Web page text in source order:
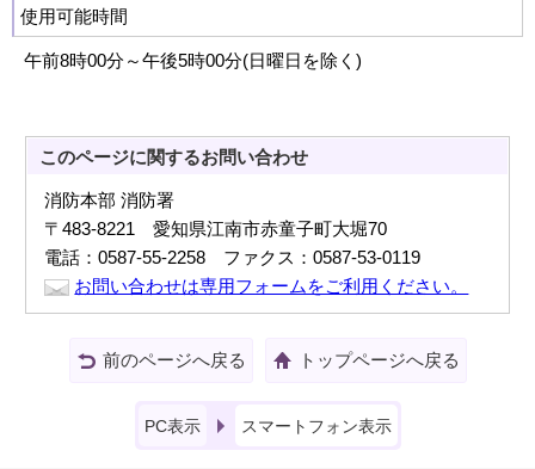
使用可能時間
午前8時00分～午後5時00分(日曜日を除く)
このページに関するお問い合わせ
消防本部 消防署
〒483-8221 愛知県江南市赤童子町大堀70
電話：0587-55-2258 ファクス：0587-53-0119
お問い合わせは専用フォームをご利用ください。
前のページへ戻る トップページへ戻る
PC表示 スマートフォン表示